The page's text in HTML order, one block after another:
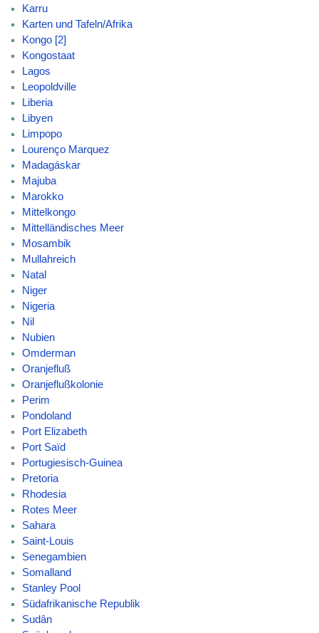
Karru
Karten und Tafeln/Afrika
Kongo [2]
Kongostaat
Lagos
Leopoldville
Liberia
Libyen
Limpopo
Lourenço Marquez
Madagáskar
Majuba
Marokko
Mittelkongo
Mittelländisches Meer
Mosambik
Mullahreich
Natal
Niger
Nigeria
Nil
Nubien
Omderman
Oranjefluß
Oranjeflußkolonie
Perim
Pondoland
Port Elizabeth
Port Saïd
Portugiesisch-Guinea
Pretoria
Rhodesia
Rotes Meer
Sahara
Saint-Louis
Senegambien
Somalland
Stanley Pool
Südafrikanische Republik
Sudân